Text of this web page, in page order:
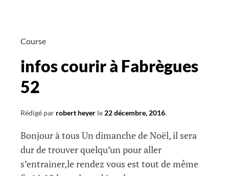
Course
infos courir à Fabrègues
52
Rédigé par robert heyer le 22 décembre, 2016.
Bonjour à tous Un dimanche de Noël, il sera
dur de trouver quelqu’un pour aller
s’entrainer,le rendez vous est tout de même